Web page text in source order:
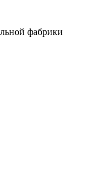
фабрики